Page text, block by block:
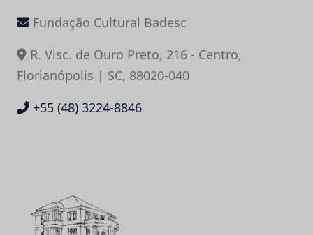
Fundação Cultural Badesc
R. Visc. de Ouro Preto, 216 - Centro,
Florianópolis | SC, 88020-040
+55 (48) 3224-8846